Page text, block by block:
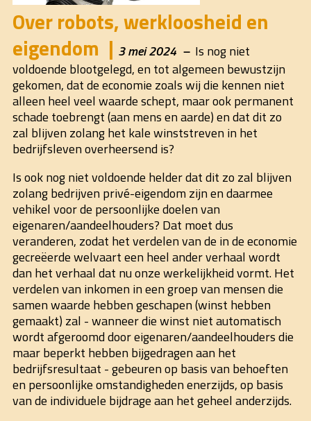
Over robots, werkloosheid en
eigendom
3 mei 2024
Is nog niet
voldoende blootgelegd, en tot algemeen bewustzijn
gekomen, dat de economie zoals wij die kennen niet
alleen heel veel waarde schept, maar ook permanent
schade toebrengt (aan mens en aarde) en dat dit zo
zal blijven zolang het kale winststreven in het
bedrijfsleven overheersend is?
Is ook nog niet voldoende helder dat dit zo zal blijven
zolang bedrijven privé-eigendom zijn en daarmee
vehikel voor de persoonlijke doelen van
eigenaren/aandeelhouders? Dat moet dus
veranderen, zodat het verdelen van de in de economie
gecreëerde welvaart een heel ander verhaal wordt
dan het verhaal dat nu onze werkelijkheid vormt. Het
verdelen van inkomen in een groep van mensen die
samen waarde hebben geschapen (winst hebben
gemaakt) zal - wanneer die winst niet automatisch
wordt afgeroomd door eigenaren/aandeelhouders die
maar beperkt hebben bijgedragen aan het
bedrijfsresultaat - gebeuren op basis van behoeften
en persoonlijke omstandigheden enerzijds, op basis
van de individuele bijdrage aan het geheel anderzijds.